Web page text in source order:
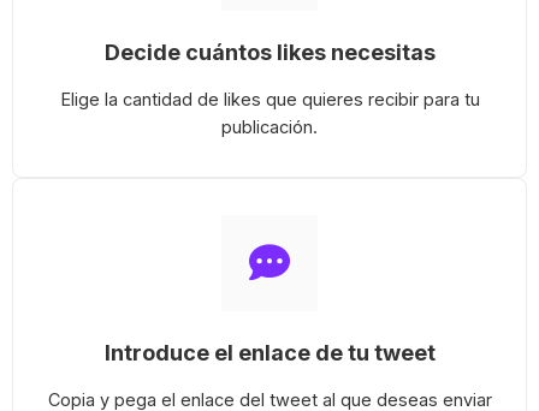
Decide cuántos likes necesitas
Elige la cantidad de likes que quieres recibir para tu
publicación.
Introduce el enlace de tu tweet
Copia y pega el enlace del tweet al que deseas enviar